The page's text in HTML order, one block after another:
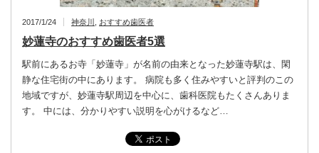
2017/1/24 神奈川 おすすめ歯医者
妙蓮寺のおすすめ歯医者5選
駅前にあるお寺「妙蓮寺」が名前の由来となった妙蓮寺駅は、閑
静な住宅街の中にあります。 病院も多く住みやすいと評判のこの
地域ですが、妙蓮寺駅周辺を中心に、歯科医院もたくさんありま
す。 中には、分かりやすい説明を心がけるなど…